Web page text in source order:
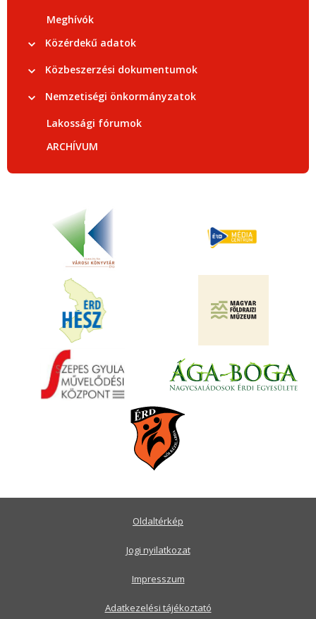
Meghívók
Közérdekű adatok
Közbeszerzési dokumentumok
Nemzetiségi önkormányzatok
Lakossági fórumok
ARCHÍVUM
Oldaltérkép
Jogi nyilatkozat
Impresszum
Adatkezelési tájékoztató